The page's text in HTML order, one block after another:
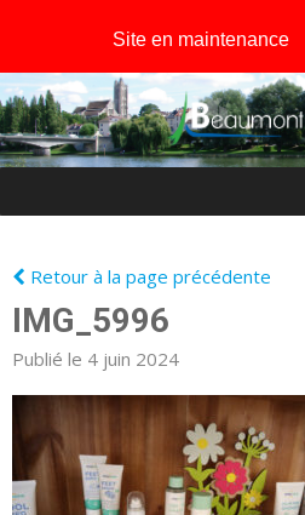
Retour à la page précédente
IMG_5996
Publié le 4 juin 2024
Site en maintenance